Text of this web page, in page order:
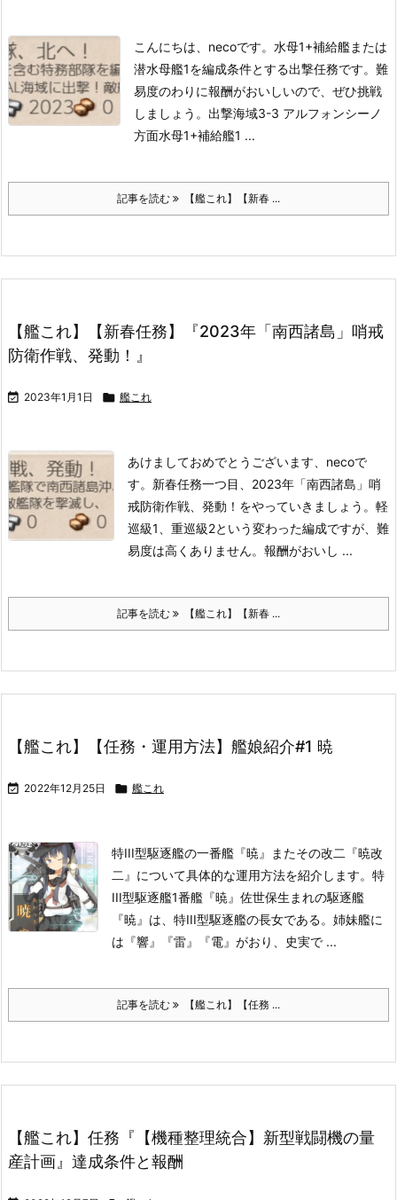
こんにちは、necoです。 水母1+補給艦または
潜水母艦1を編成条件とする出撃任務です。 難
易度のわりに報酬がおいしいので、ぜひ挑戦
しましょう。 出撃海域3-3 アルフォンシーノ
方面水母1+補給艦1 ...
記事を読む 【艦これ】【新春 ...
【艦これ】【新春任務】『2023年「南西諸島」哨戒
防衛作戦、発動！』
 2023年1月1日  艦これ
あけましておめでとうございます、necoで
す。 新春任務一つ目、2023年「南西諸島」哨
戒防衛作戦、発動！をやっていきましょう。 軽
巡級1、重巡級2という変わった編成ですが、難
易度は高くありません。報酬がおいし ...
記事を読む 【艦これ】【新春 ...
【艦これ】【任務・運用方法】艦娘紹介#1 暁
 2022年12月25日  艦これ
特III型駆逐艦の一番艦『暁』またその改二『暁改
二』について具体的な運用方法を紹介します。 特
III型駆逐艦1番艦『暁』 佐世保生まれの駆逐艦
『暁』は、特III型駆逐艦の長女である。姉妹艦に
は『響』『雷』『電』がおり、史実で ...
記事を読む 【艦これ】【任務 ...
【艦これ】任務『【機種整理統合】新型戦闘機の量
産計画』達成条件と報酬